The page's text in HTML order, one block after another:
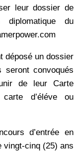
leur dossier de
diplomatique du
déposé un dossier
seront convoqués
de leur Carte
d’éléve ou
d’entrée en
vingt-cinq (25) ans